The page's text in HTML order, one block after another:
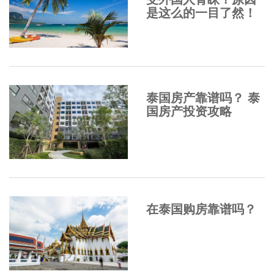
是这么的一目了然！
泰国房产靠谱吗？ 泰
国房产投资攻略
在泰国购房靠谱吗？